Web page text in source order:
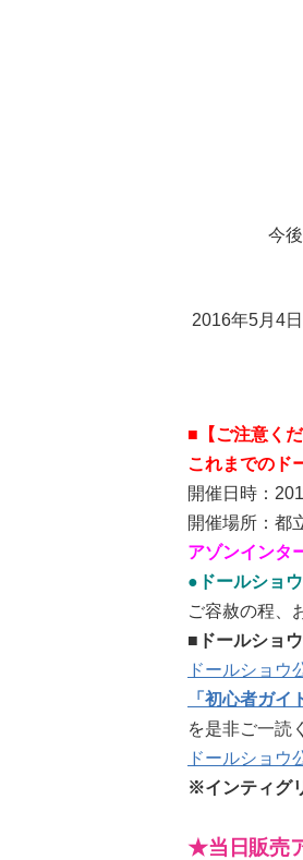
今
2016年5月4
■【ご注意くだ
これまでのド
開催日時：
開催場所：都
アゾンインタ
●ドールショ
ご容赦の程、
■ドールショ
ドールショウ
「初心者ガ
を是非ご一読
ドールショウ
※インティグ
★当日販売